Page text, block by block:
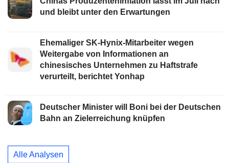
und bleibt unter den Erwartungen
Ehemaliger SK-Hynix-Mitarbeiter wegen
Weitergabe von Informationen an
chinesisches Unternehmen zu Haftstrafe
verurteilt, berichtet Yonhap
Deutscher Minister will Boni bei der Deutschen
Bahn an Zielerreichung knüpfen
Alle Analysen